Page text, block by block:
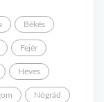
Békés
Fejér
Heves
Nógrád